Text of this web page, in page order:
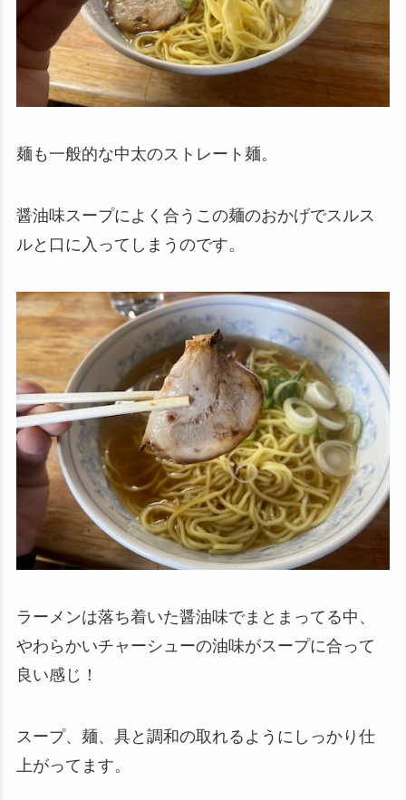
麺も一般的な中太のストレート麺。
醤油味スープによく合うこの麺のおかげでスルス
ルと口に入ってしまうのです。
ラーメンは落ち着いた醤油味でまとまってる中、
やわらかいチャーシューの油味がスープに合って
良い感じ！
スープ、麺、具と調和の取れるようにしっかり仕
上がってます。